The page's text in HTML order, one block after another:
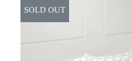
SOLD OUT